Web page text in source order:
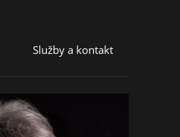
Služby a kontakt